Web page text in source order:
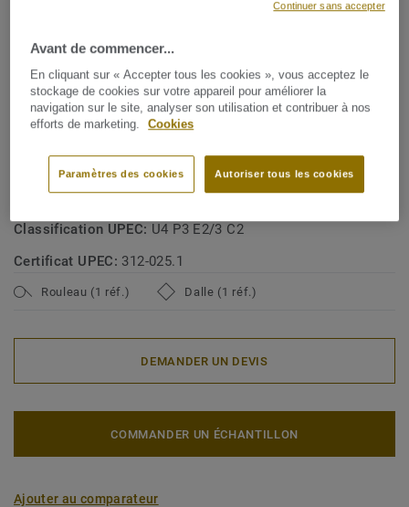
Type de revêtement de sol: Revêtement de sol en vinyle
homogène bio-attribué selon le principe du mass balance
avec un plastifiant biosourcé
Classe d'usage commerciale:
Classe d'usage industrielle: 43 Intense
Classification UPEC: U4 P3 E2/3 C2
Certificat UPEC: 312-025.1
Rouleau (1 réf.) Dalle (1 réf.)
DEMANDER UN DEVIS
COMMANDER UN ÉCHANTILLON
Ajouter au comparateur
Avant de commencer...
En cliquant sur « Accepter tous les cookies », vous acceptez le
stockage de cookies sur votre appareil pour améliorer la
navigation sur le site, analyser son utilisation et contribuer à nos
efforts de marketing.
Cookies
Autoriser tous les cookies
Paramètres des cookies
Continuer sans accepter